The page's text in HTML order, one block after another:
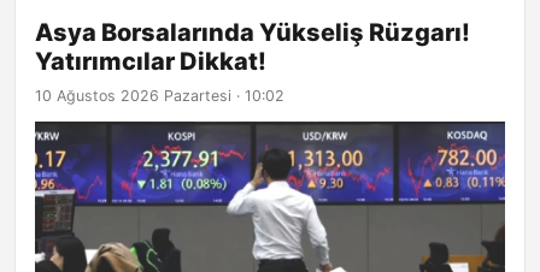
EKONOMI
SAĞLIK
ALIŞVERIŞ
Asya Borsalarında Yükseliş Rüzgarı!
Yatırımcılar Dikkat!
10 Ağustos 2026 Pazartesi · 10:02